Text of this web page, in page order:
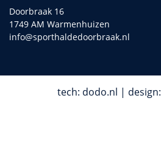
Doorbraak 16
1749 AM Warmenhuizen
info@sporthaldedoorbraak.nl
tech: dodo.nl | design: